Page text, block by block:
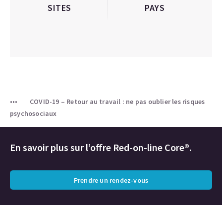
SITES PAYS
COVID-19 – Retour au travail : ne pas oublier les risques
psychosociaux
En savoir plus sur l’offre Red-on-line Core®.
Prendre un rendez-vous